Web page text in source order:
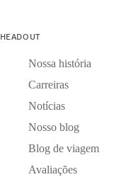
HEADOUT
Nossa história
Carreiras
Notícias
Nosso blog
Blog de viagem
Avaliações